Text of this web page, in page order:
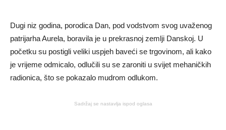
Dugi niz godina, porodica Dan, pod vodstvom svog uvaženog
patrijarha Aurela, boravila je u prekrasnoj zemlji Danskoj. U
početku su postigli veliki uspjeh baveći se trgovinom, ali kako
je vrijeme odmicalo, odlučili su se zaroniti u svijet mehaničkih
radionica, što se pokazalo mudrom odlukom.
Sadržaj se nastavlja ispod oglasa